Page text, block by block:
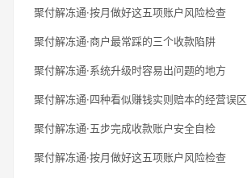
聚付解冻通·按月做好这五项账户风险检查
聚付解冻通·商户最常踩的三个收款陷阱
聚付解冻通·系统升级时容易出问题的地方
聚付解冻通·四种看似赚钱实则赔本的经营误区
聚付解冻通·五步完成收款账户安全自检
聚付解冻通·按月做好这五项账户风险检查